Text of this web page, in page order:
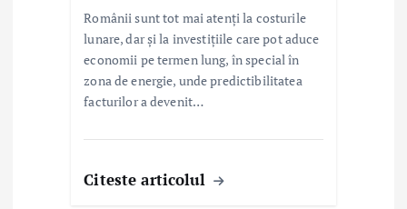
Românii sunt tot mai atenți la costurile
lunare, dar și la investițiile care pot aduce
economii pe termen lung, în special în
zona de energie, unde predictibilitatea
facturilor a devenit…
Citeste articolul